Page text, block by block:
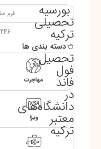
بورسیه‌
تحصیلی
ترکیه
–
تحصیل
فول
فاند
در
دانشگاه‌های
معتبر
ترکیه
فرم
دسته بندی ها
مهاجرت
ویزا